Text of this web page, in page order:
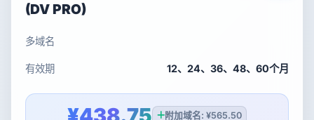
(DV PRO)
多域名
有效期 12、24、36、48、60个月
附加域名: ¥565.50